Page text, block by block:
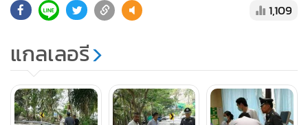
หลังจากนั้น พ.ต.อ.ชัยวัฒน์ อุ้ยคำ ผกก.สภ.กะทู้ พร้อมด้วย
ที่เกิดเหตุ ซึ่งเป็นถนนพระบารมี (สายป่าตอง - กมลา) อยู่ก่อนถึง
บ้านพักของนายอีด ประมาณ 200 เมตร จากการตรวจสอบพบ
รถจักรยานยนต์ หมายเลขทะเบียน กพต 666 ภูเก็ต ของผู้บาด
เจ็บจอดอยู่ที่บริเวณตรงข้ามกับทางเข้าบ้านพักมีหยดเลือดตก
1,109
แกลเลอรี